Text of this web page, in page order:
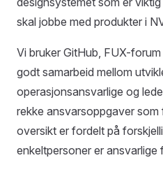
skal jobbe med produkter i
Vi bruker GitHub, FUX-
godt samarbeid mellom
operasjonsansvarlige og
rekke ansvarsoppgaver
oversikt er fordelt på
enkeltpersoner er ansvarlige